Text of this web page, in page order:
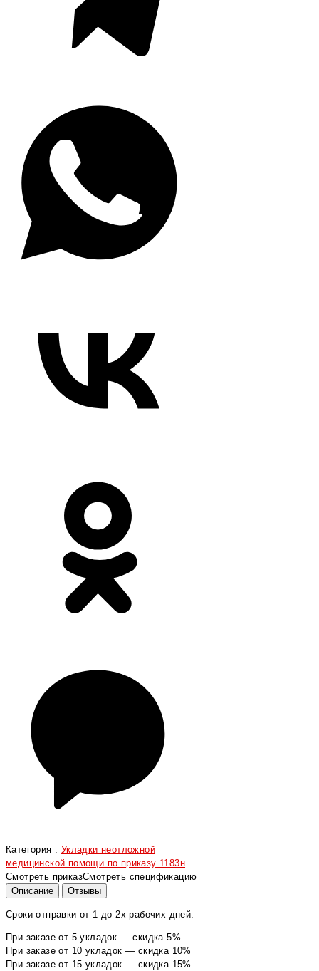
Категория : Укладки неотложной
медицинской помощи по приказу 1183н
Смотреть приказСмотреть спецификацию
Описание
Отзывы
Сроки отправки от 1 до 2х рабочих дней.
При заказе от 5 укладок — скидка 5%
При заказе от 10 укладок — скидка 10%
При заказе от 15 укладок — скидка 15%